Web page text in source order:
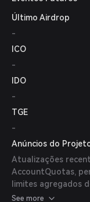
Último Airdrop
-
ICO
-
IDO
-
TGE
-
Anúncios do
Atualizações
AccountQuotas,
limites agregados
Conta,
See more